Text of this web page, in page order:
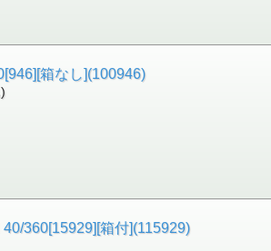
箱なし](100946)
360[15929][箱付](115929)